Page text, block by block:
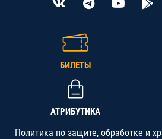
БИЛЕТЫ
АТРИБУТИКА
Политика по защите, обработке и